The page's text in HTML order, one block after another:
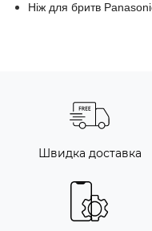
Ніж для бритв
Швидка доставка